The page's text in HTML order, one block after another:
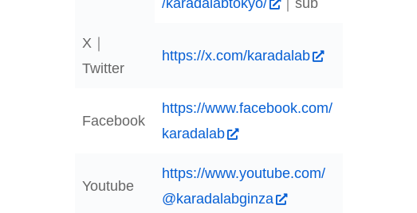
X｜
Twitter
https://x.com/karadalab
Facebook
https://www.facebook.com/
karadalab
Youtube
https://www.youtube.com/
@karadalabginza